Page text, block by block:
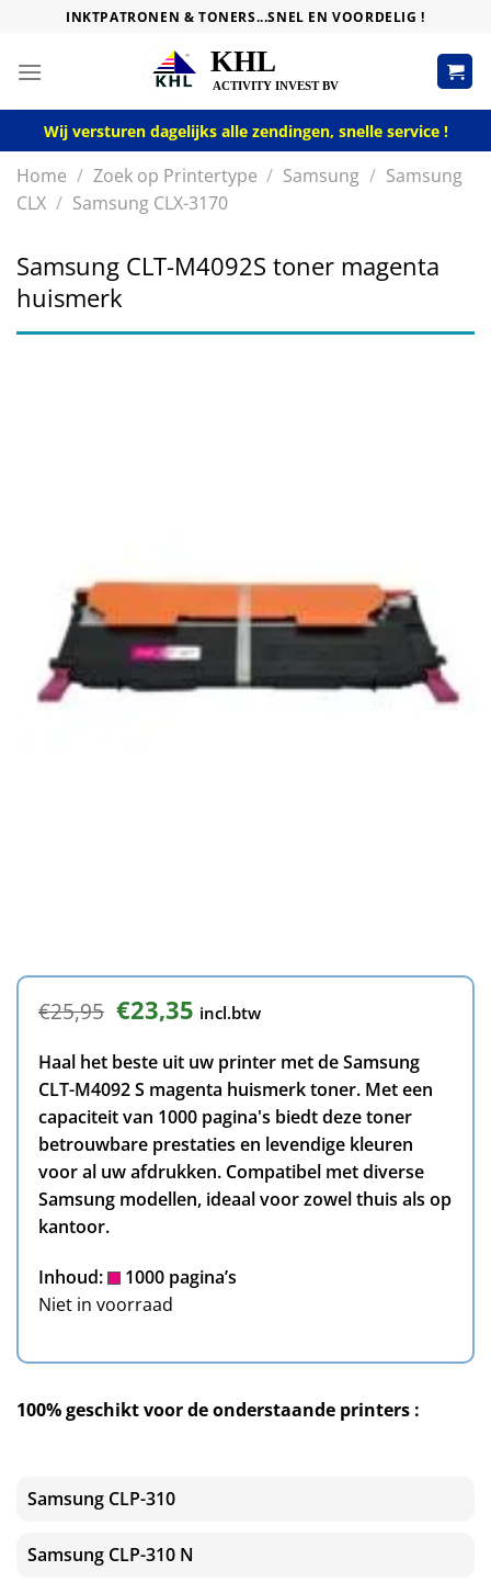
content
INKTPATRONEN & TONERS...SNEL EN VOORDELIG !
Wij versturen dagelijks alle zendingen, snelle service !
Home / Zoek op Printertype / Samsung / Samsung
CLX / Samsung CLX-3170
Samsung CLT-M4092S toner magenta
huismerk
€25,95 Oorspronkelijke
prijs
was:
€25,95.
€23,35Huidige
prijs
€23,35.
incl.btw
Haal het beste uit uw printer met de Samsung
CLT-M4092 S magenta huismerk toner. Met een
capaciteit van 1000 pagina's biedt deze toner
betrouwbare prestaties en levendige kleuren
voor al uw afdrukken. Compatibel met diverse
Samsung modellen, ideaal voor zowel thuis als op
kantoor.
Inhoud:
1000 pagina’s
Niet in voorraad
100% geschikt voor de onderstaande printers :
Samsung CLP-310
Samsung CLP-310 N